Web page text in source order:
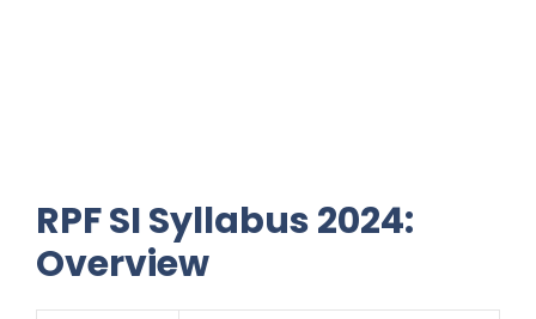
RPF SI Syllabus 2024:
Overview